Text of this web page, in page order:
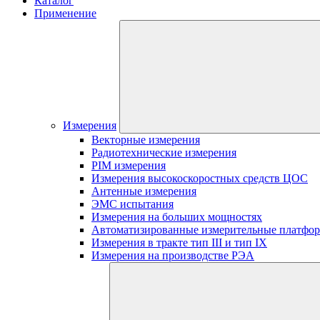
Применение
Измерения
Векторные измерения
Радиотехнические измерения
PIM измерения
Измерения высокоскоростных средств ЦОС
Антенные измерения
ЭМС испытания
Измерения на больших мощностях
Автоматизированные измерительные
Измерения в тракте тип III и тип IX
Измерения на производстве РЭА